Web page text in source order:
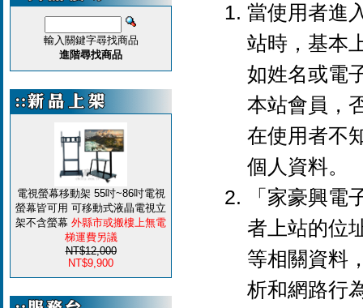
輸入關鍵字尋找商品
進階尋找商品
電視螢幕移動架 55吋~86吋電視
螢幕皆可用 可移動式液晶電視立
架不含螢幕 外縣市或搬樓上無電
梯運費另議
NT$12,000
NT$9,900
當使用者進
站時，基本
如姓名或電
本站會員，
在使用者不
個人資料。
「家豪興電
者上站的位
等相關資料
析和網路行